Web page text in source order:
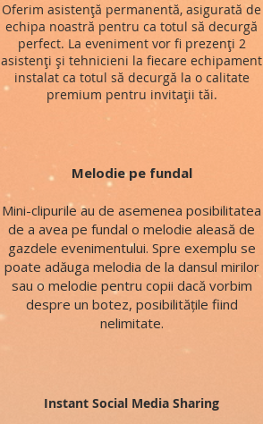
Oferim asistență permanentă, asigurată de
echipa noastră pentru ca totul să decurgă
perfect. La eveniment vor fi prezenți 2
asistenți și tehnicieni la fiecare echipament
instalat ca totul să decurgă la o calitate
premium pentru invitații tăi.
Melodie pe fundal
Mini-clipurile au de asemenea posibilitatea
de a avea pe fundal o melodie aleasă de
gazdele evenimentului. Spre exemplu se
poate adăuga melodia de la dansul mirilor
sau o melodie pentru copii dacă vorbim
despre un botez, posibilitățile fiind
nelimitate.
Instant Social Media Sharing